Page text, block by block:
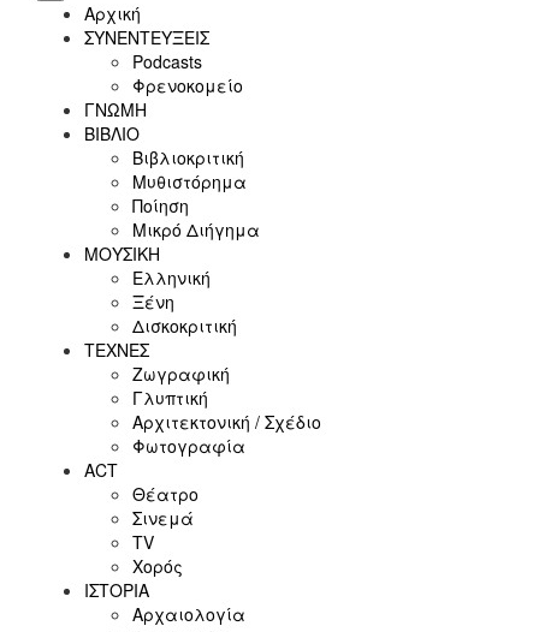
Αρχική
ΣΥΝΕΝΤΕΥΞΕΙΣ
Podcasts
Φρενοκομείο
ΓΝΩΜΗ
ΒΙΒΛΙΟ
Βιβλιοκριτική
Μυθιστόρημα
Ποίηση
Μικρό Διήγημα
ΜΟΥΣΙΚΗ
Ελληνική
Ξένη
Δισκοκριτική
ΤΕΧΝΕΣ
Ζωγραφική
Γλυπτική
Αρχιτεκτονική / Σχέδιο
Φωτογραφία
ACT
Θέατρο
Σινεμά
ΤV
Χορός
ΙΣΤΟΡΙΑ
Αρχαιολογία